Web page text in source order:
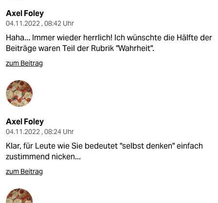
Axel Foley
04.11.2022 , 08:42 Uhr
Haha... Immer wieder herrlich! Ich wünschte die Hälfte der
Beiträge waren Teil der Rubrik "Wahrheit".
zum Beitrag
Axel Foley
04.11.2022 , 08:24 Uhr
Klar, für Leute wie Sie bedeutet "selbst denken" einfach
zustimmend nicken...
zum Beitrag